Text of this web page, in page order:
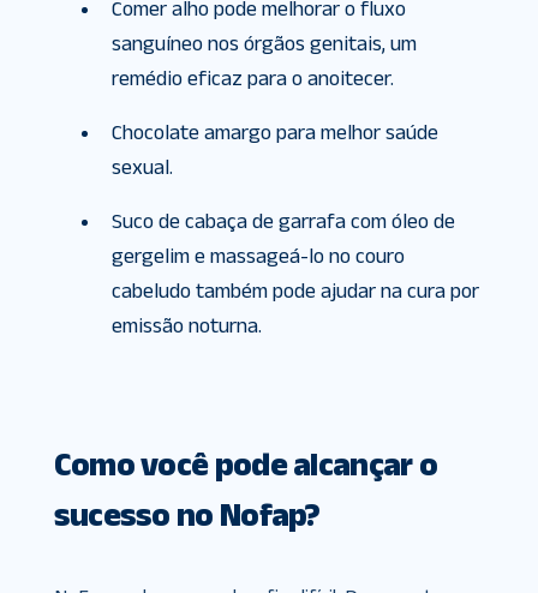
Comer alho pode melhorar o fluxo
sanguíneo nos órgãos genitais, um
remédio eficaz para o anoitecer.
Chocolate amargo para melhor saúde
sexual.
Suco de cabaça de garrafa com óleo de
gergelim e massageá-lo no couro
cabeludo também pode ajudar na cura por
emissão noturna.
Como você pode alcançar o
sucesso no Nofap?